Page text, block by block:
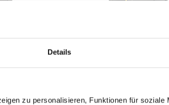
Details
zu personalisieren, Funktionen für soziale